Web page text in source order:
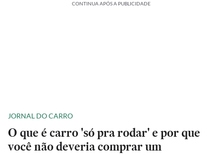
CONTINUA APÓS A PUBLICIDADE
JORNAL DO CARRO
O que é carro 'só pra rodar' e por que
você não deveria comprar um